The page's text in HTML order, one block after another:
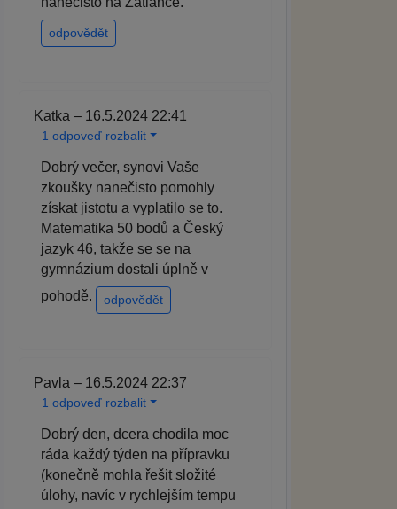
odpovědět
Katka – 16.5.2024 22:41
1 odpoveď rozbalit
Dobrý večer, synovi Vaše
zkoušky nanečisto pomohly
získat jistotu a vyplatilo se to.
Matematika 50 bodů a Český
jazyk 46, takže se se na
gymnázium dostali úplně v
pohodě.
odpovědět
Pavla – 16.5.2024 22:37
1 odpoveď rozbalit
Dobrý den, dcera chodila moc
ráda každý týden na přípravku
(konečně mohla řešit složité
úlohy, navíc v rychlejším tempu